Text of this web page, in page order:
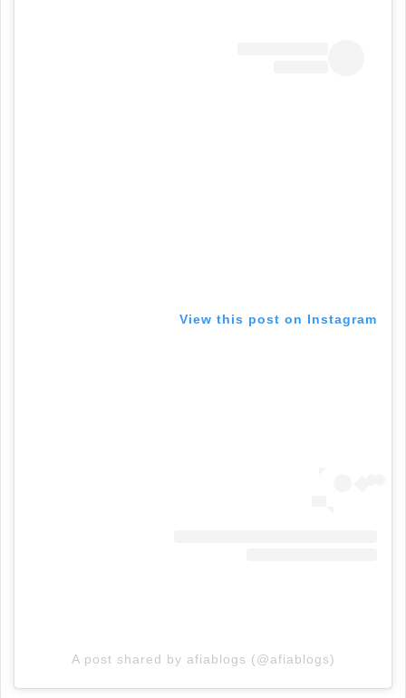
View this post on Instagram
A post shared by afiablogs (@afiablogs)